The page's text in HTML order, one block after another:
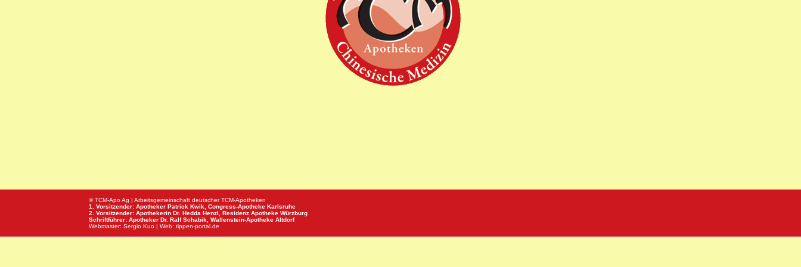
© TCM-Apo Ag | Arbeitsgemeinschaft deutscher TCM-Apotheken
1. Vorsitzender: Apotheker Patrick Kwik, Congress-Apotheke Karlsruhe
2. Vorsitzender: Apothekerin Dr. Hedda Henzl, Residenz Apotheke Würzburg
Schriftführer: Apotheker Dr. Ralf Schabik, Wallenstein-Apotheke Altdorf
Webmaster: Sergio Kuo | Web: tippen-portal.de